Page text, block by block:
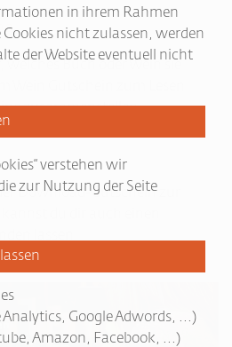
Wein Gutschein zum Lesen
zusammenstellen,
Format bequem per
Download-Gutschein zur
du dir auch einen
in ihrem Rahmen
Cookies nicht zulassen, werden
der Website eventuell nicht
verstehen wir
zur Nutzung der Seite
Google Adwords, ...)
Amazon, Facebook, ...)